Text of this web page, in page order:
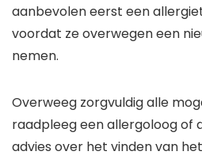
aanbevolen eerst een
voordat ze overwegen een
nemen.
Overweeg zorgvuldig alle
raadpleeg een allergoloog of
advies over het vinden van